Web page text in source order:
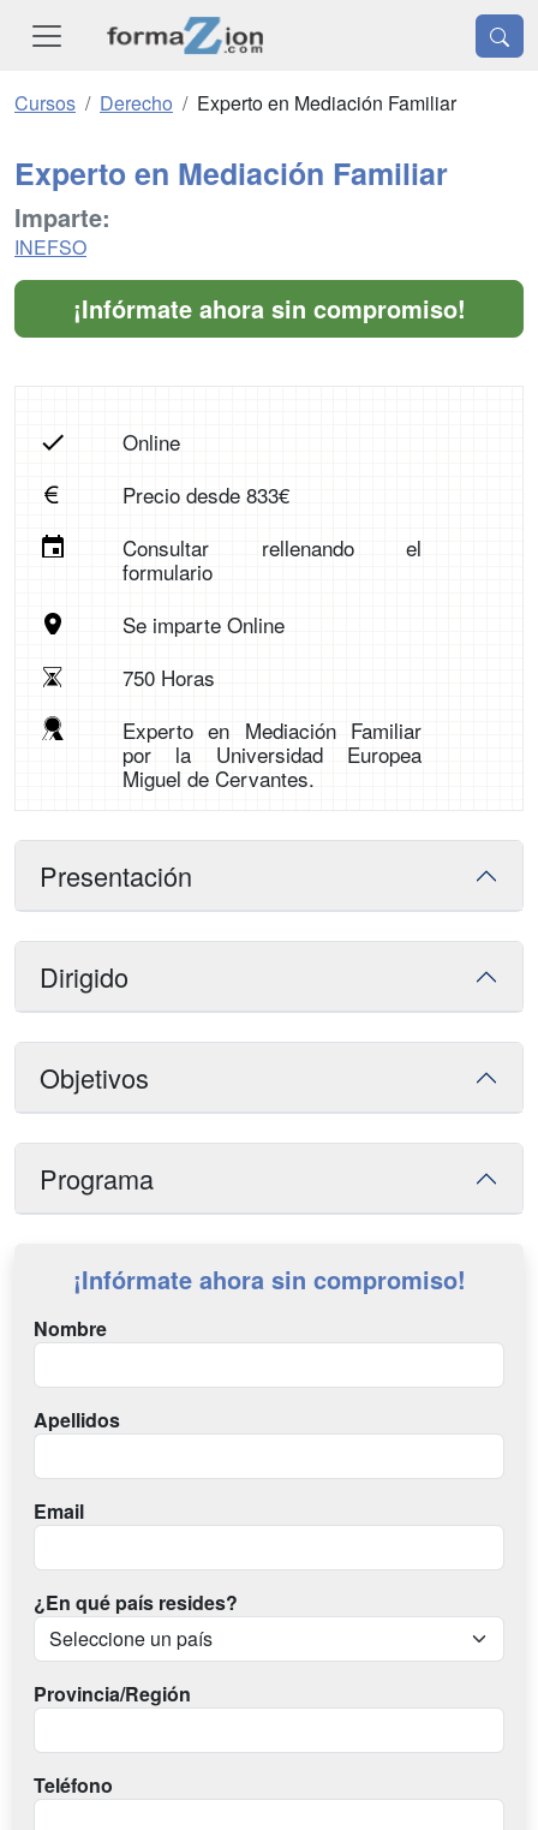
Cursos Derecho Experto en Mediación Familiar
Experto en Mediación Familiar
Imparte:
INEFSO
¡Infórmate ahora sin compromiso!
Online
Precio desde 833€
Consultar rellenando el
formulario
Se imparte Online
750 Horas
Experto en Mediación Familiar
por la Universidad Europea
Miguel de Cervantes.
Presentación
Dirigido
Objetivos
Programa
¡Infórmate ahora sin compromiso!
Nombre
Apellidos
Email
¿En qué país resides?
Provincia/Región
Teléfono